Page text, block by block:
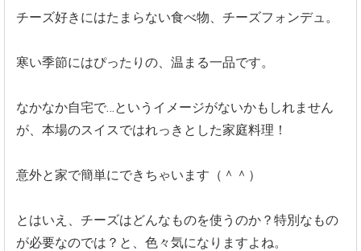
チーズ好きにはたまらない食べ物、チーズフォンデュ。
寒い季節にはぴったりの、温まる一品です。
なかなか自宅で…というイメージがないかもしれません
が、本場のスイスではれっきとした家庭料理！
意外と家で簡単にできちゃいます（＾＾）
とはいえ、チーズはどんなものを使うのか？特別なもの
が必要なのでは？と、色々気になりますよね。